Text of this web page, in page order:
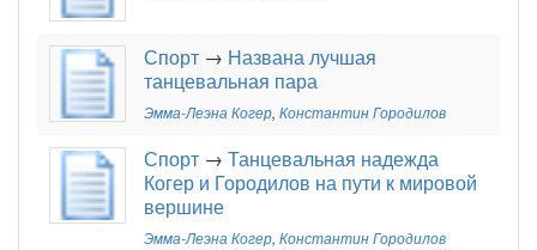
Спорт → Названа лучшая
танцевальная пара
Эмма-Леэна Когер, Константин Городилов
Спорт → Танцевальная надежда
Когер и Городилов на пути к мировой
вершине
Эмма-Леэна Когер, Константин Городилов